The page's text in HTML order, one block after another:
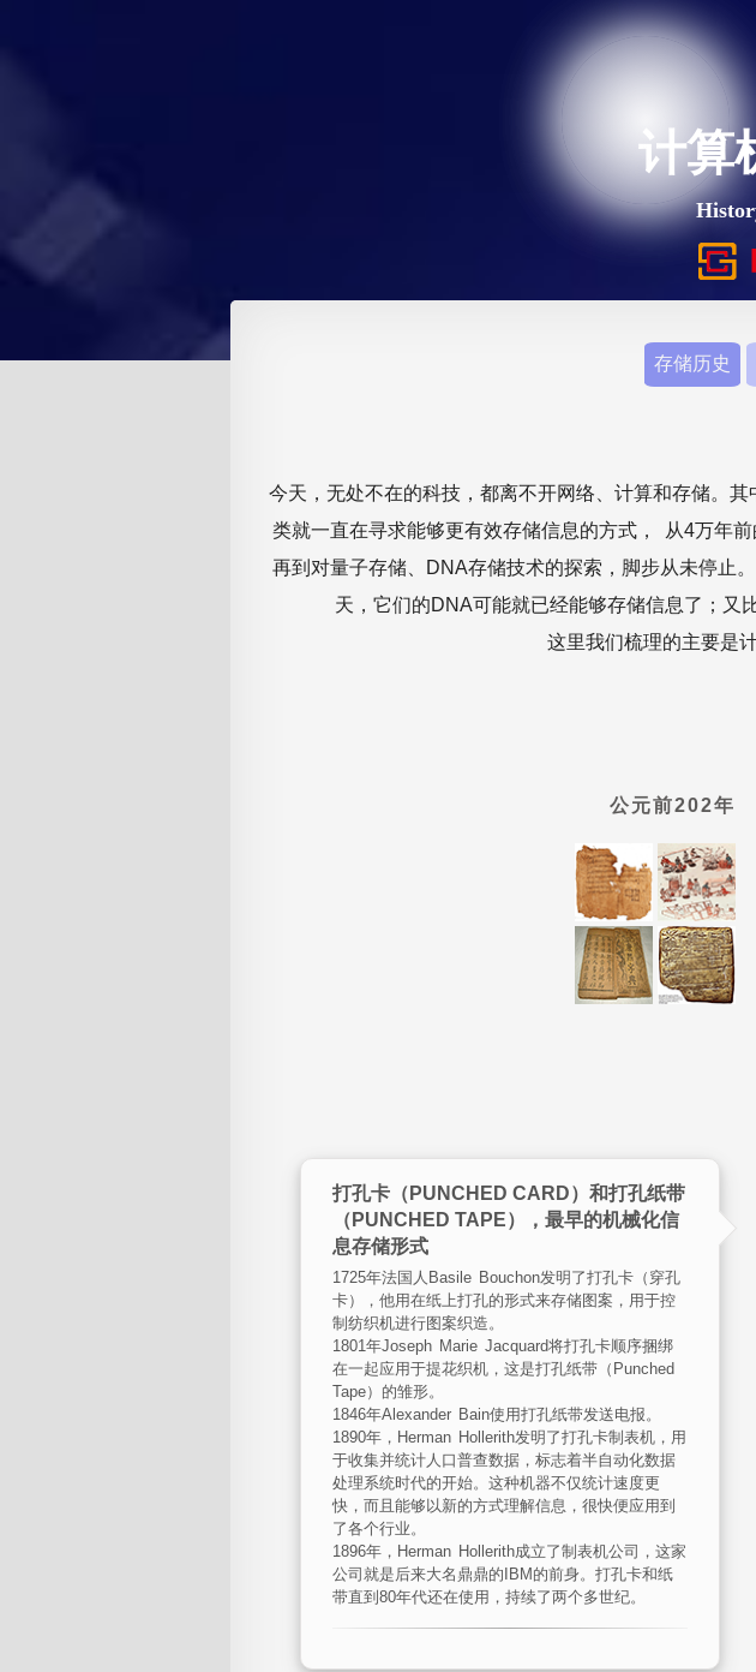
计算
存储历史
今天，无处不在的科技，都离不开网络、计算和存储。
类就一直在寻求能够更有效存储信息的方式， 从4万年
再到对量子存储、DNA存储技术的探索，脚步从未停止
天，它们的DNA可能就已经能够存储信息了；又
这里我们梳理的主要是
公元前202年
打孔卡（PUNCHED CARD）和打孔纸带
（PUNCHED TAPE），最早的机械化信
息存储形式
1725年法国人Basile Bouchon发明了打孔卡（穿孔
卡），他用在纸上打孔的形式来存储图案，用于控
制纺织机进行图案织造。
1801年Joseph Marie Jacquard将打孔卡顺序捆绑
在一起应用于提花织机，这是打孔纸带（Punched
Tape）的雏形。
1846年Alexander Bain使用打孔纸带发送电报。
1890年，Herman Hollerith发明了打孔卡制表机，用
于收集并统计人口普查数据，标志着半自动化数据
处理系统时代的开始。这种机器不仅统计速度更
快，而且能够以新的方式理解信息，很快便应用到
了各个行业。
1896年，Herman Hollerith成立了制表机公司，这家
公司就是后来大名鼎鼎的IBM的前身。打孔卡和纸
带直到80年代还在使用，持续了两个多世纪。